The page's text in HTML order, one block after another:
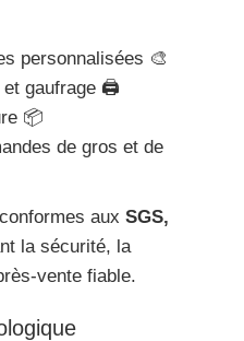
personnalisées 🎨
et gaufrage 🖨️
📦
de gros et de
aux SGS,
la sécurité, la
vente fiable.